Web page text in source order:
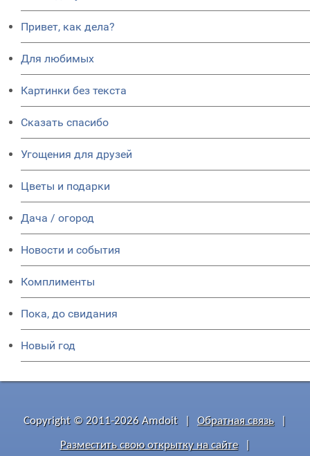
Привет, как дела?
Для любимых
Картинки без текста
Сказать спасибо
Угощения для друзей
Цветы и подарки
Дача / огород
Новости и события
Комплименты
Пока, до свидания
Новый год
Copyright © 2011-2026 Amdoit Обратная связь
Разместить свою открытку на сайте